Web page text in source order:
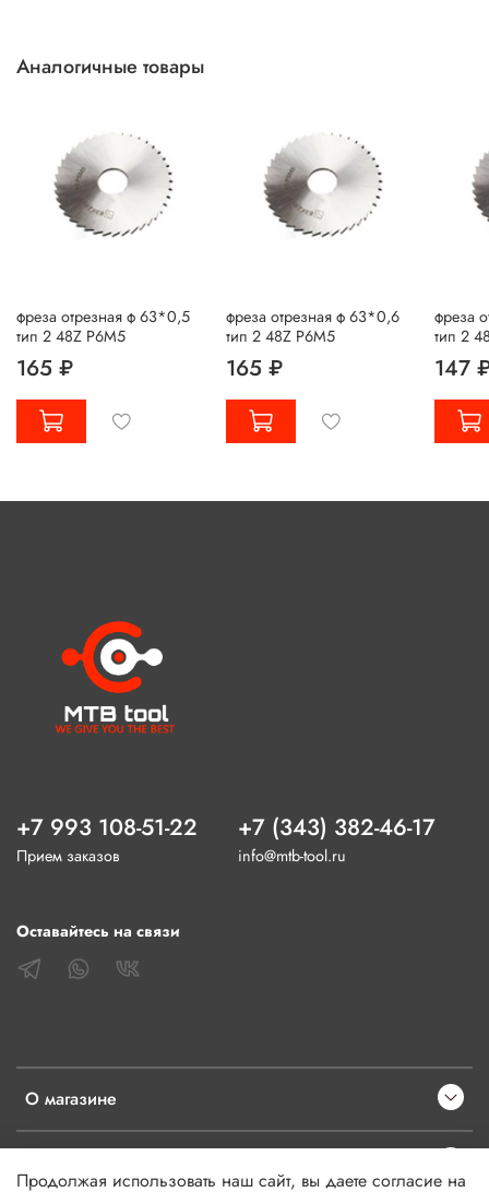
Аналогичные товары
фреза отрезная ф 63*0,5
тип 2 48Z Р6М5
165 ₽
фреза отрезная ф 63*0,6
тип 2 48Z Р6М5
165 ₽
фреза
тип 2
147
О магазине
+7 993 108-51-22
Прием заказов
+7 (343) 382-46-17
info@mtb-tool.ru
Оставайтесь на связи
Продолжая использовать наш сайт, вы даете согласие на